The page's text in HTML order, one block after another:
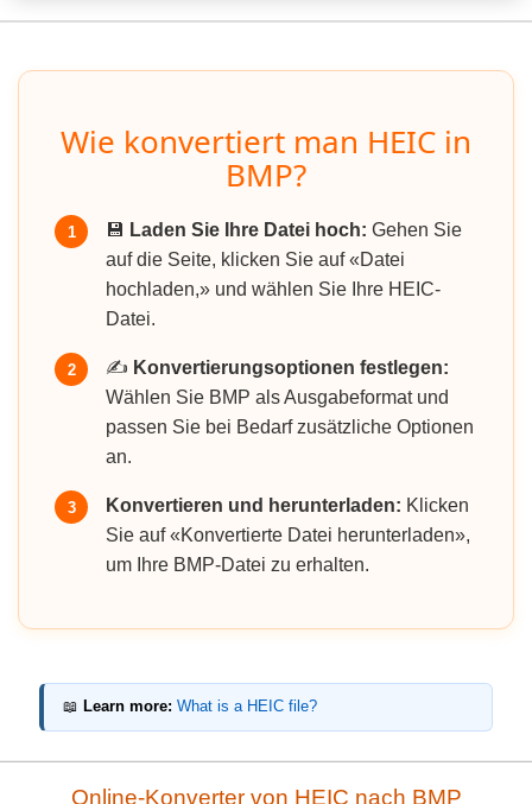
Wie konvertiert man HEIC in
BMP?
1 💾 Laden Sie Ihre Datei hoch: Gehen Sie
auf die Seite, klicken Sie auf «Datei
hochladen,» und wählen Sie Ihre HEIC-
Datei.
2 ✍️ Konvertierungsoptionen festlegen:
Wählen Sie BMP als Ausgabeformat und
passen Sie bei Bedarf zusätzliche Optionen
an.
3 Konvertieren und herunterladen: Klicken
Sie auf «Konvertierte Datei herunterladen»,
um Ihre BMP-Datei zu erhalten.
📖 Learn more: What is a HEIC file?
Online-Konverter von HEIC nach BMP